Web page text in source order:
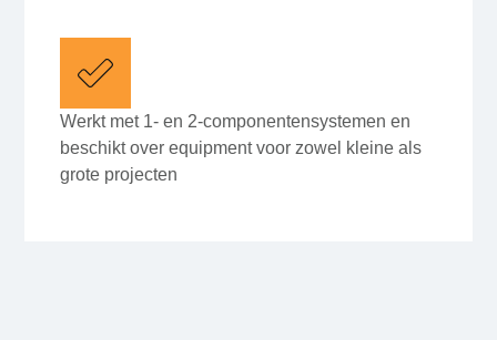
Werkt met 1- en 2-componentensystemen en
beschikt over equipment voor zowel kleine als
grote projecten